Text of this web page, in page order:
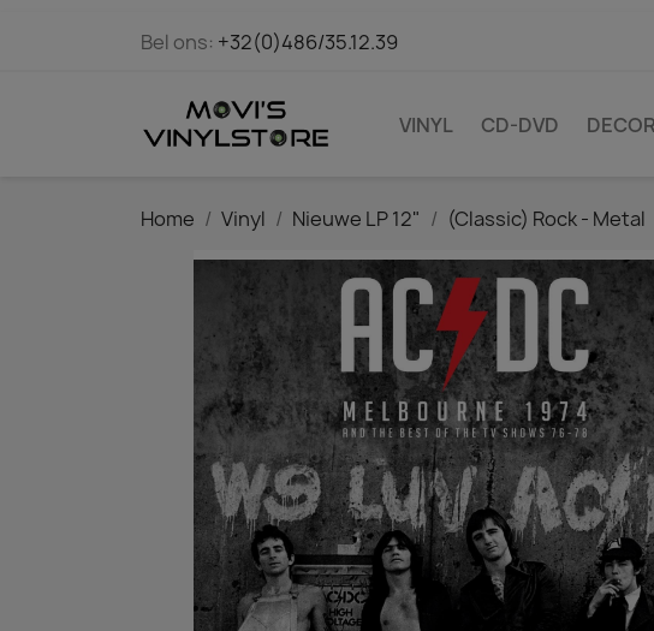
Bel ons: +32(0)486/35.12.39
VINYL CD-DVD
Home Vinyl Nieuwe LP 12" (Classic) Rock - Metal